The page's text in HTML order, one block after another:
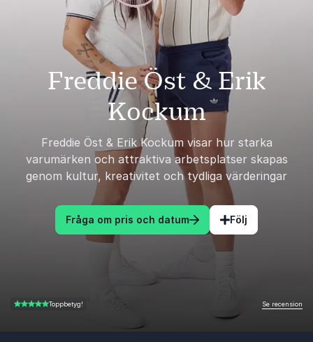
Freddie Öst & Erik
Kockum
Freddie Öst & Erik Kockum visar hur starka
varumärken och attraktiva arbetsplatser skapas
genom kultur, kreativitet och tydliga värderingar
Fråga om pris och datum Följ
4.50 av 5 Toppbetyg! Se recension